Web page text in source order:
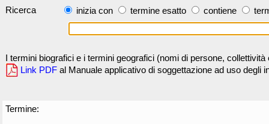
Ricerca inizia con termine esatto contiene
I termini biografici e i termini geografici (nomi di persone,
Link PDF al Manuale applicativo di soggettazione ad uso degli
Termine: